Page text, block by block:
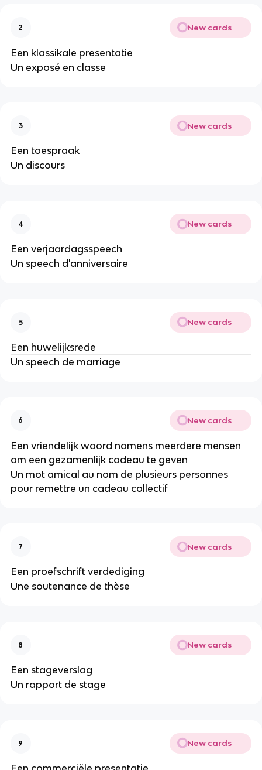
2 New cards
Een klassikale presentatie
Un exposé en classe
3 New cards
Een toespraak
Un discours
4 New cards
Een verjaardagsspeech
Un speech d'anniversaire
5 New cards
Een huwelijksrede
Un speech de marriage
6 New cards
Een vriendelijk woord namens meerdere mensen
om een gezamenlijk cadeau te geven
Un mot amical au nom de plusieurs personnes
pour remettre un cadeau collectif
7 New cards
Een proefschrift verdediging
Une soutenance de thèse
8 New cards
Een stageverslag
Un rapport de stage
9 New cards